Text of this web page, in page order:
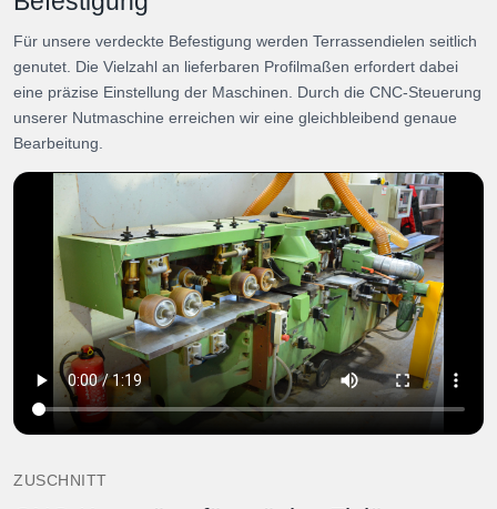
Für unsere verdeckte Befestigung werden Terrassendielen seitlich
genutet. Die Vielzahl an lieferbaren Profilmaßen erfordert dabei
eine präzise Einstellung der Maschinen. Durch die CNC-Steuerung
unserer Nutmaschine erreichen wir eine gleichbleibend genaue
Bearbeitung.
ZUSCHNITT